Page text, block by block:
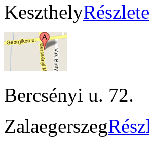
Keszthely
Bercsényi u. 72.
Zalaegerszeg